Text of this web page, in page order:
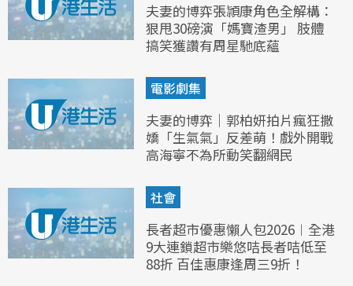
夫妻的博弈張頴康角色全解構：
狠甩30磅演「媽寶渣男」 肢體
搞笑獲讚有周星馳底蘊
電影劇集
夫妻的博弈｜郭柏妍拍片瘋狂撒
嬌「生氣氣」反差萌！戲外開戰
高海寧不為所動笑翻網民
社會
長者超市優惠懶人包2026︱全港
9大連鎖超市樂悠咭長者咭低至
88折 百佳惠康逢周三9折！